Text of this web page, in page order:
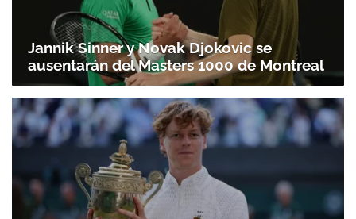
Jannik Sinner y Novak Djokovic se
ausentarán del Masters 1000 de Montreal